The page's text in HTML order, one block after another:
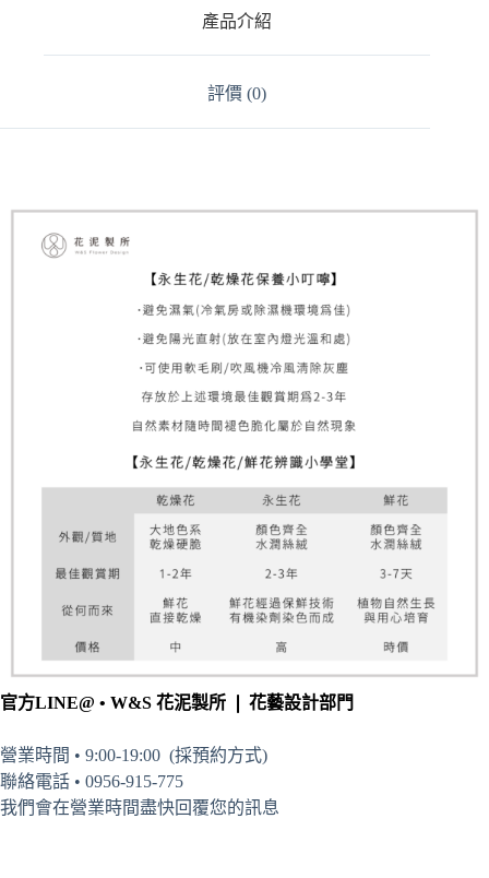
產品介紹
評價 (0)
官方LINE@ • W&S 花泥製所 ❘ 花藝設計部門
營業時間 • 9:00-19:00 (採預約方式)
聯絡電話 • 0956-915-775
我們會在營業時間盡快回覆您的訊息